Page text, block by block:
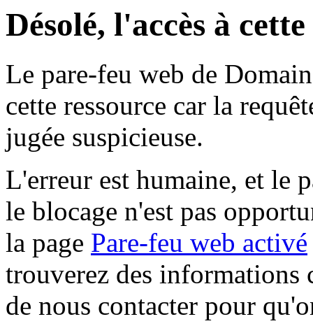
Désolé, l'accès à
Le pare-feu web de
cette ressource car la
jugée suspicieuse.
L'erreur est humaine, et le
le blocage n'est pas
la page Pare-feu web activé
trouverez des informations
de nous contacter pour